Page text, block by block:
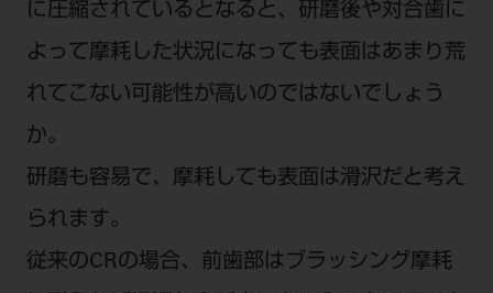
に圧縮されているとなると、研磨後や対合歯に
よって摩耗した状況になっても表面はあまり荒
れてこない可能性が高いのではないでしょう
か。
研磨も容易で、摩耗しても表面は滑沢だと考え
られます。
従来のCRの場合、前歯部はブラッシング摩耗